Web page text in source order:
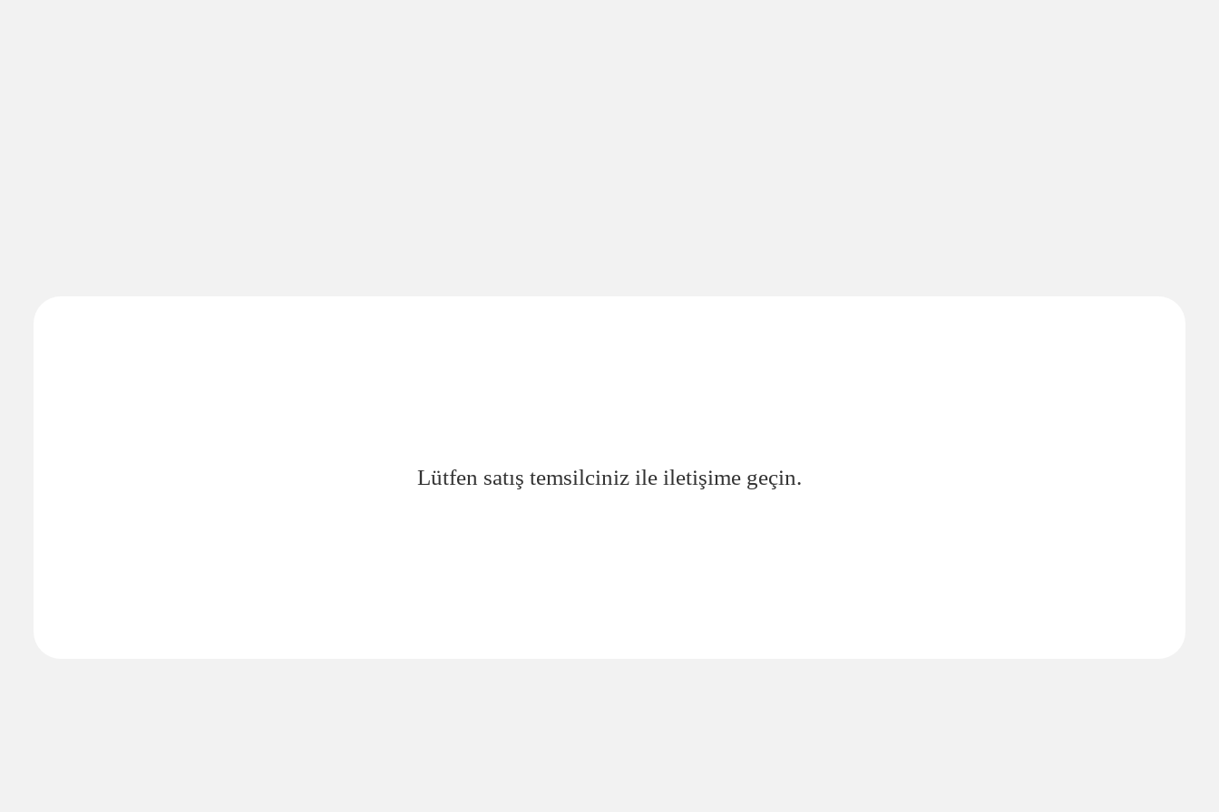
Lütfen satış temsilciniz ile iletişime geçin.